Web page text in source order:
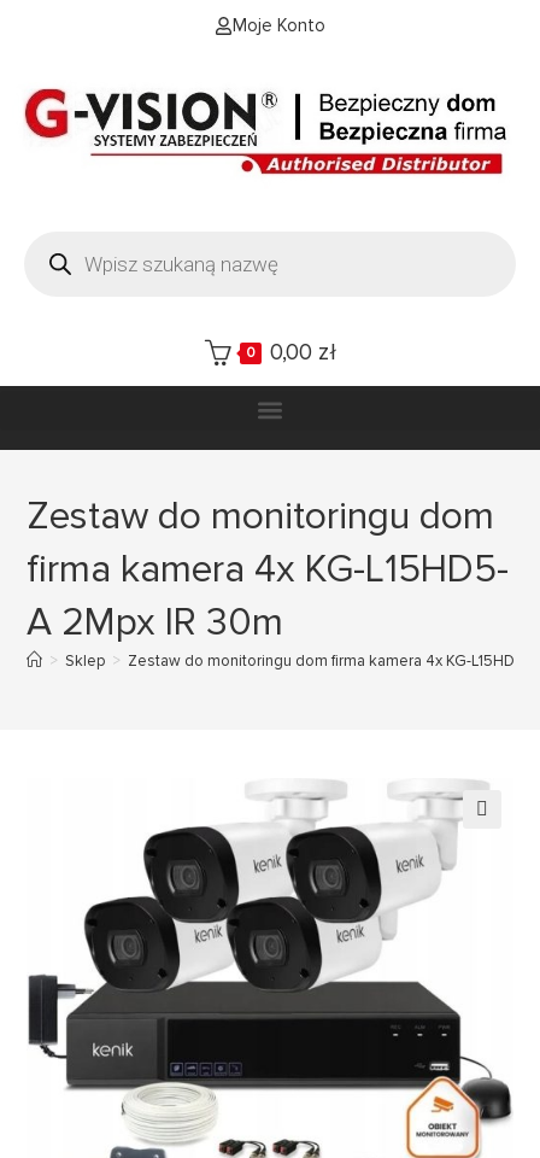
Moje Konto
0 0,00 zł
Zestaw do monitoringu dom
firma kamera 4x KG-L15HD5-
A 2Mpx IR 30m
> Sklep > Zestaw do monitoringu dom firma kamera 4x KG-L15HD5-